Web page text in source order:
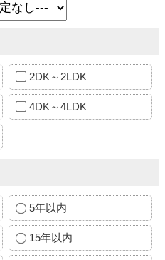
2DK～2LDK
4DK～4LDK
5年以内
15年以内